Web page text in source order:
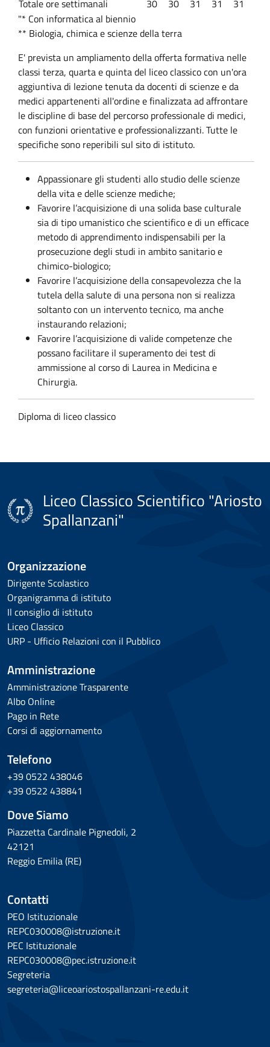
Totale ore settimanali
30 30 31 31
31
"* Con informatica al biennio
** Biologia, chimica e scienze della terra
E' prevista un ampliamento della offerta formativa nelle
classi terza, quarta e quinta del liceo classico con un'ora
aggiuntiva di lezione tenuta da docenti di scienze e da
medici appartenenti all'ordine e finalizzata ad affrontare
le discipline di base del percorso professionale di medici,
con funzioni orientative e professionalizzanti. Tutte le
specifiche sono reperibili sul sito di istituto.
Appassionare gli studenti allo studio delle scienze
della vita e delle scienze mediche;
Favorire l’acquisizione di una solida base culturale
sia di tipo umanistico che scientifico e di un efficace
metodo di apprendimento indispensabili per la
prosecuzione degli studi in ambito sanitario e
chimico-biologico;
Favorire l’acquisizione della consapevolezza che la
tutela della salute di una persona non si realizza
soltanto con un intervento tecnico, ma anche
instaurando relazioni;
Favorire l’acquisizione di valide competenze che
possano facilitare il superamento dei test di
ammissione al corso di Laurea in Medicina e
Chirurgia.
Diploma di liceo classico
Liceo Classico Scientifico "Ariosto
Spallanzani"
Organizzazione
Dirigente Scolastico
Organigramma di istituto
Il consiglio di istituto
Liceo Classico
URP - Ufficio Relazioni con il Pubblico
Amministrazione
Amministrazione Trasparente
Albo Online
Pago in Rete
Corsi di aggiornamento
Telefono
+39 0522 438046
+39 0522 438841
Dove Siamo
Piazzetta Cardinale Pignedoli, 2
42121
Reggio Emilia (RE)
Contatti
PEO Istituzionale
REPC030008@istruzione.it
PEC Istituzionale
REPC030008@pec.istruzione.it
Segreteria
segreteria@liceoariostospallanzani-re.edu.it